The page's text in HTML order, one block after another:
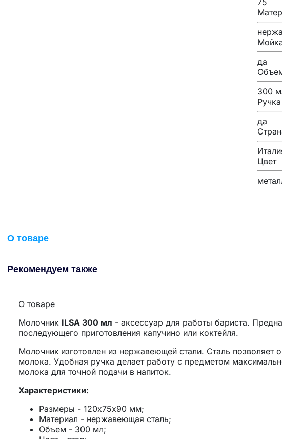
да
300
Ручка
да
Цвет
О товаре
Рекомендуем также
О товаре
Молочник ILSA 300 мл - аксессуар для работы бариста.
последующего приготовления капучино или коктейля.
Молочник изготовлен из нержавеющей стали. Сталь позволяет
молока. Удобная ручка делает работу с предметом
молока для точной подачи в напиток.
Характеристики:
Размеры - 120х75х90 мм;
Материал - нержавеющая сталь;
Объем - 300 мл;